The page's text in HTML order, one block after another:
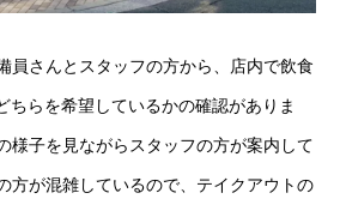
員さんとスタッフの方から、店内で飲食
ちらを希望しているかの確認がありま
様子を見ながらスタッフの方が案内して
方が混雑しているので、テイクアウトの